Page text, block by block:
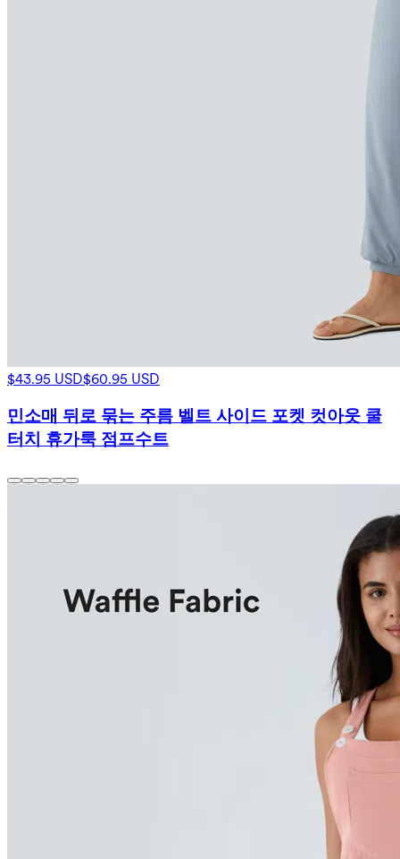
$43.95 USD$60.95 USD
민소매 뒤로 묶는 주름 벨트 사이드 포켓 컷아웃 쿨
터치 휴가룩 점프수트